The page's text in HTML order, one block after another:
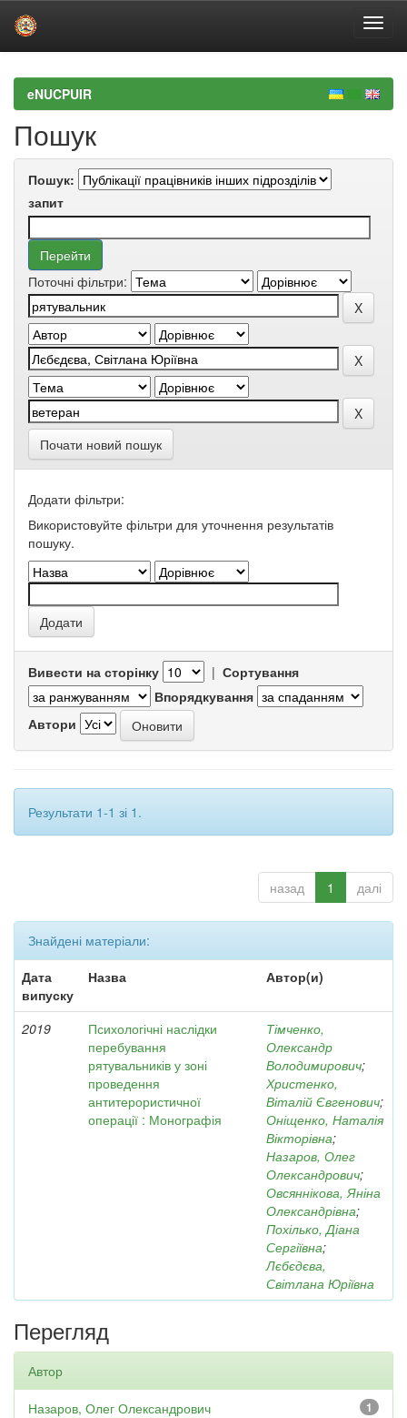
navigationeNUCPUIR
Пошук
Пошук:
запит
Поточні фільтри:
Почати новий пошук
Додати фільтри:
Використовуйте фільтри для уточнення результатів
пошуку.
Вивести на сторінку | Сортування
Впорядкування
Автори
Результати 1-1 зі 1.
назад 1 далі
Знайдені матеріали:
Дата
випуску
Назва Автор(и)
2019
Психологічні наслідки
перебування
рятувальників у зоні
проведення
антитерористичної
операції : Монографія
Тімченко,
Олександр
Володимирович;
Христенко,
Віталій Євгенович;
Оніщенко, Наталія
Вікторівна;
Назаров, Олег
Олександрович;
Овсяннікова, Яніна
Олександрівна;
Похілько, Діана
Сергіївна;
Лєбєдєва,
Світлана Юріївна
Перегляд
Автор
1
Назаров, Олег Олександрович